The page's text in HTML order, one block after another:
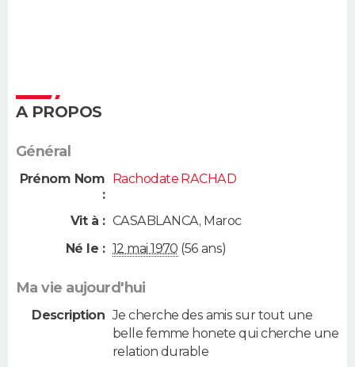
A PROPOS
Général
Prénom Nom
:
Rachodate RACHAD
Vit à : CASABLANCA, Maroc
Né le : 12 mai 1970 (56 ans)
Ma vie aujourd'hui
Description Je cherche des amis sur tout une
belle femme honete qui cherche une
relation durable